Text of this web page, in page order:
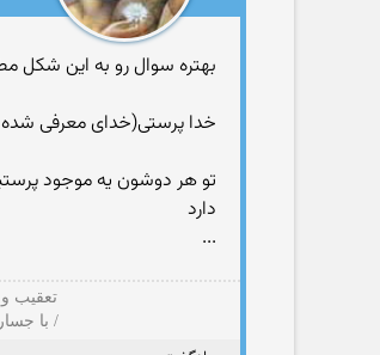
بهتره سوال رو به این شکل
خدا پرستی(خدای معرفی شده
تو هر دوشون یه موجود
دارد
...
تعقیب
/ با